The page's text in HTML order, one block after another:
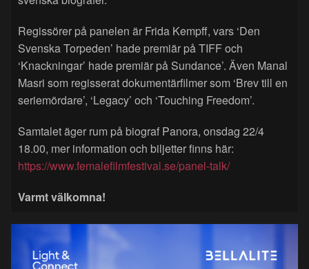
Regissörer på panelen är Frida Kempff, vars ‘Den
Svenska Torpeden’ hade premiär på TIFF och
‘Knackningar’ hade premiär på Sundance’. Även Manal
Masri som regisserat dokumentärfilmer som ‘Brev till en
seriemördare’, ‘Legacy’ och ‘Touching Freedom’.
Samtalet äger rum på biograf Panora, onsdag 22/4
18.00, mer information och biljetter finns här:
https://www.femalefilmfestival.se/panel-talk/
Varmt välkomna!